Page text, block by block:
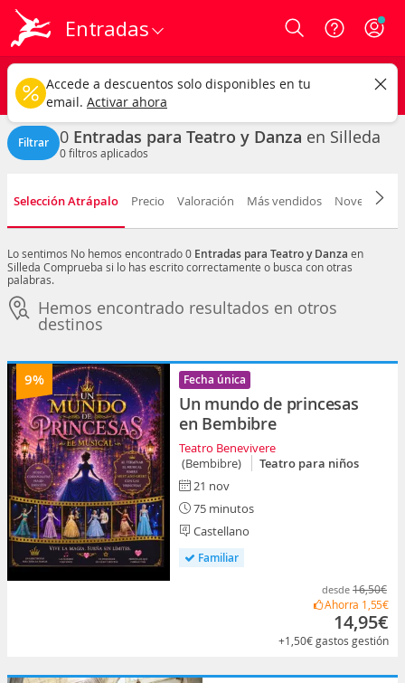
Entradas Login
Silleda ciudad
Teatro y Danza Cualquier fecha
CAMBIAR
Filtrar 0 Entradas para Teatro y Danza en Silleda
0filtros aplicados
Selección Atrápalo Precio Valoración Más vendidos Novedad
Lo sentimos No hemos encontrado 0 Entradas para Teatro y Danza en
Silleda Comprueba si lo has escrito correctamente o busca con otras
palabras.
Hemos encontrado resultados en otros
destinos
9% Fecha única
Un mundo de princesas
en Bembibre
Teatro Benevivere
(Bembibre)
Teatro para niños
21 nov
75 minutos
Castellano
Familiar
desde 16,50€
Ahorra 1,55€
14,95€
+1,50€gastos gestión
Accede a descuentos solo disponibles en tu
email. Activar ahora